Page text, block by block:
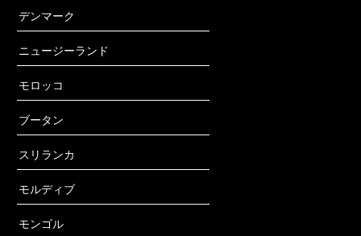
デンマーク
ニュージーランド
モロッコ
ブータン
スリランカ
モルディブ
モンゴル